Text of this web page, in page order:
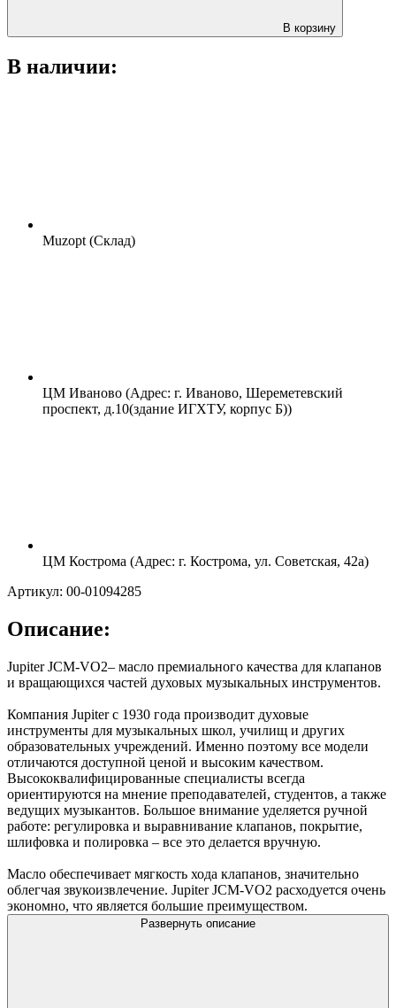
В корзину
В наличии:
Muzopt (Склад)
ЦМ Иваново (Адрес: г. Иваново, Шереметевский
проспект, д.10(здание ИГХТУ, корпус Б))
ЦМ Кострома (Адрес: г. Кострома, ул. Советская, 42а)
Артикул: 00-01094285
Описание:
Jupiter JCM-VO2– масло премиального качества для клапанов
и вращающихся частей духовых музыкальных инструментов.
Компания Jupiter с 1930 года производит духовые
инструменты для музыкальных школ, училищ и других
образовательных учреждений. Именно поэтому все модели
отличаются доступной ценой и высоким качеством.
Высококвалифицированные специалисты всегда
ориентируются на мнение преподавателей, студентов, а также
ведущих музыкантов. Большое внимание уделяется ручной
работе: регулировка и выравнивание клапанов, покрытие,
шлифовка и полировка – все это делается вручную.
Масло обеспечивает мягкость хода клапанов, значительно
облегчая звукоизвлечение. Jupiter JCM-VO2 расходуется очень
экономно, что является большие преимуществом.
Развернуть описание